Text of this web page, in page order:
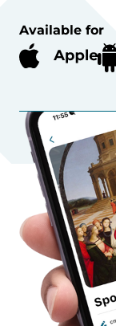
Available for